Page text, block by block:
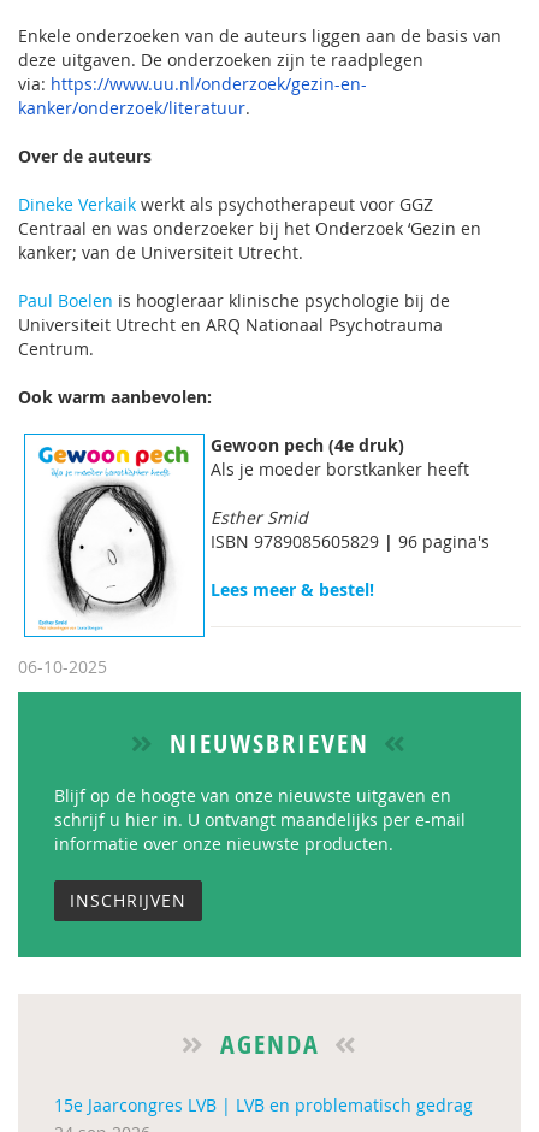
Enkele onderzoeken van de auteurs liggen aan de basis van
deze uitgaven. De onderzoeken zijn te raadplegen
via: https://www.uu.nl/onderzoek/gezin-en-
kanker/onderzoek/literatuur.
Over de auteurs
Dineke Verkaik werkt als psychotherapeut voor GGZ
Centraal en was onderzoeker bij het Onderzoek ‘Gezin en
kanker; van de Universiteit Utrecht.
Paul Boelen is hoogleraar klinische psychologie bij de
Universiteit Utrecht en ARQ Nationaal Psychotrauma
Centrum.
Ook warm aanbevolen:
Gewoon pech (4e druk)
Als je moeder borstkanker heeft
Esther Smid
ISBN 9789085605829 | 96 pagina's
Lees meer & bestel!
06-10-2025
NIEUWSBRIEVEN
Blijf op de hoogte van onze nieuwste uitgaven en
schrijf u hier in. U ontvangt maandelijks per e-mail
informatie over onze nieuwste producten.
INSCHRIJVEN
AGENDA
15e Jaarcongres LVB | LVB en problematisch gedrag